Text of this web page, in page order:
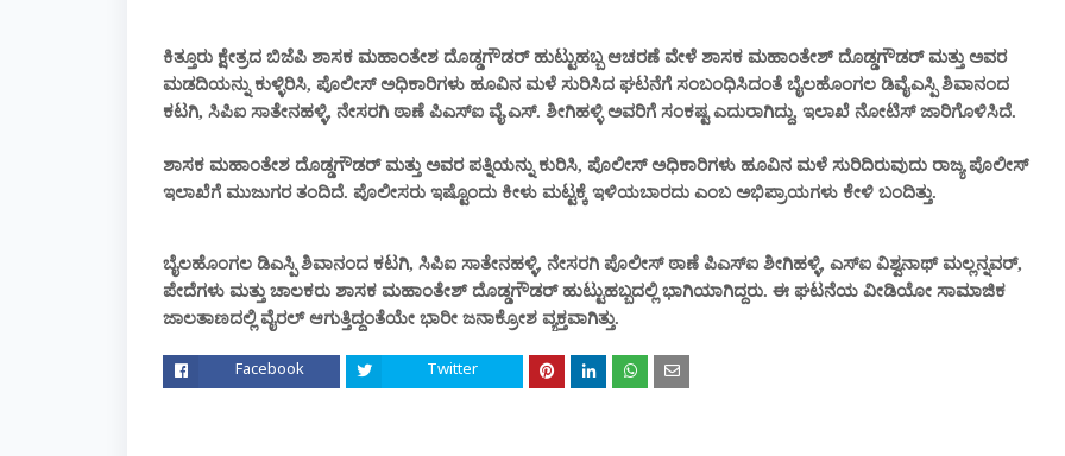
ಕಿತ್ತೂರು ಕ್ಷೇತ್ರದ ಬಿಜೆಪಿ ಶಾಸಕ ಮಹಾಂತೇಶ ದೊಡ್ಡಗೌಡರ್ ಹುಟ್ಟುಹಬ್ಬ ಆಚರಣೆ ವೇಳೆ ಶಾಸಕ ಮಹಾಂತೇಶ್ ದೊಡ್ಡಗೌಡರ್ ಮತ್ತು ಅವರ
ಮಡದಿಯನ್ನು ಕುಳ್ಳಿರಿಸಿ, ಪೊಲೀಸ್ ಅಧಿಕಾರಿಗಳು ಹೂವಿನ ಮಳೆ ಸುರಿಸಿದ ಘಟನೆಗೆ ಸಂಬಂಧಿಸಿದಂತೆ ಬೈಲಹೊಂಗಲ ಡಿವೈಎಸ್ಪಿ ಶಿವಾನಂದ
ಕಟಗಿ, ಸಿಪಿಐ ಸಾತೇನಹಳ್ಳಿ, ನೇಸರಗಿ ಠಾಣೆ ಪಿಎಸ್ಐ ವೈ.ಎಸ್. ಶೀಗಿಹಳ್ಳಿ ಅವರಿಗೆ ಸಂಕಷ್ಟ ಎದುರಾಗಿದ್ದು, ಇಲಾಖೆ ನೋಟಿಸ್ ಜಾರಿಗೊಳಿಸಿದೆ.
ಶಾಸಕ ಮಹಾಂತೇಶ ದೊಡ್ಡಗೌಡರ್ ಮತ್ತು ಅವರ ಪತ್ನಿಯನ್ನು ಕುರಿಸಿ, ಪೊಲೀಸ್ ಅಧಿಕಾರಿಗಳು ಹೂವಿನ ಮಳೆ ಸುರಿದಿರುವುದು ರಾಜ್ಯ ಪೊಲೀಸ್
ಇಲಾಖೆಗೆ ಮುಜುಗರ ತಂದಿದೆ. ಪೊಲೀಸರು ಇಷ್ಟೊಂದು ಕೀಳು ಮಟ್ಟಕ್ಕೆ ಇಳಿಯಬಾರದು ಎಂಬ ಅಭಿಪ್ರಾಯಗಳು ಕೇಳಿ ಬಂದಿತ್ತು.
ಬೈಲಹೊಂಗಲ ಡಿಎಸ್ಪಿ ಶಿವಾನಂದ ಕಟಗಿ, ಸಿಪಿಐ ಸಾತೇನಹಳ್ಳಿ, ನೇಸರಗಿ ಪೊಲೀಸ್ ಠಾಣೆ ಪಿಎಸ್ಐ ಶೀಗಿಹಳ್ಳಿ, ಎಸ್‌ಐ ವಿಶ್ವನಾಥ್ ಮಲ್ಲನ್ನವರ್,
ಪೇದೆಗಳು ಮತ್ತು ಚಾಲಕರು ಶಾಸಕ ಮಹಾಂತೇಶ್ ದೊಡ್ಡಗೌಡರ್ ಹುಟ್ಟುಹಬ್ಬದಲ್ಲಿ ಭಾಗಿಯಾಗಿದ್ದರು. ಈ ಘಟನೆಯ ವೀಡಿಯೋ ಸಾಮಾಜಿಕ
ಜಾಲತಾಣದಲ್ಲಿ ವೈರಲ್ ಆಗುತ್ತಿದ್ದಂತೆಯೇ ಭಾರೀ ಜನಾಕ್ರೋಶ ವ್ಯಕ್ತವಾಗಿತ್ತು.
Facebook Twitter